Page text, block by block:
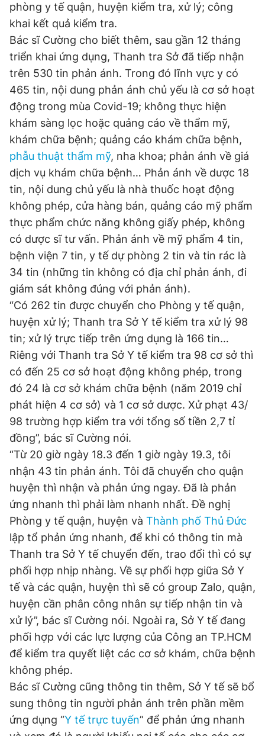
phòng y tế quận, huyện kiểm tra, xử lý; công
khai kết quả kiểm tra.
Bác sĩ Cường cho biết thêm, sau gần 12 tháng
triển khai ứng dụng, Thanh tra Sở đã tiếp nhận
trên 530 tin phản ánh. Trong đó lĩnh vực y có
465 tin, nội dung phản ánh chủ yếu là cơ sở hoạt
động trong mùa Covid-19; không thực hiện
khám sàng lọc hoặc quảng cáo về thẩm mỹ,
khám chữa bệnh; quảng cáo khám chữa bệnh,
phẫu thuật thẩm mỹ, nha khoa; phản ánh về giá
dịch vụ khám chữa bệnh… Phản ánh về dược 18
tin, nội dung chủ yếu là nhà thuốc hoạt động
không phép, cửa hàng bán, quảng cáo mỹ phẩm
thực phẩm chức năng không giấy phép, không
có dược sĩ tư vấn. Phản ánh về mỹ phẩm 4 tin,
bệnh viện 7 tin, y tế dự phòng 2 tin và tin rác là
34 tin (những tin không có địa chỉ phản ánh, đi
giám sát không đúng với phản ánh).
“Có 262 tin được chuyển cho Phòng y tế quận,
huyện xử lý; Thanh tra Sở Y tế kiểm tra xử lý 98
tin; xử lý trực tiếp trên ứng dụng là 166 tin…
Riêng với Thanh tra Sở Y tế kiểm tra 98 cơ sở thì
có đến 25 cơ sở hoạt động không phép, trong
đó 24 là cơ sở khám chữa bệnh (năm 2019 chỉ
phát hiện 4 cơ sở) và 1 cơ sở dược. Xử phạt 43/
98 trường hợp kiểm tra với tổng số tiền 2,7 tỉ
đồng”, bác sĩ Cường nói.
“Từ 20 giờ ngày 18.3 đến 1 giờ ngày 19.3, tôi
nhận 43 tin phản ánh. Tôi đã chuyển cho quận
huyện thì nhận và phản ứng ngay. Đã là phản
ứng nhanh thì phải làm nhanh nhất. Đề nghị
Phòng y tế quận, huyện và Thành phố Thủ Đức
lập tổ phản ứng nhanh, để khi có thông tin mà
Thanh tra Sở Y tế chuyển đến, trao đổi thì có sự
phối hợp nhịp nhàng. Về sự phối hợp giữa Sở Y
tế và các quận, huyện thì sẽ có group Zalo, quận,
huyện cần phân công nhân sự tiếp nhận tin và
xử lý”, bác sĩ Cường nói. Ngoài ra, Sở Y tế đang
phối hợp với các lực lượng của Công an TP.HCM
để kiểm tra quyết liệt các cơ sở khám, chữa bệnh
không phép.
Bác sĩ Cường cũng thông tin thêm, Sở Y tế sẽ bổ
sung thông tin người phản ánh trên phần mềm
ứng dụng “Y tế trực tuyến” để phản ứng nhanh